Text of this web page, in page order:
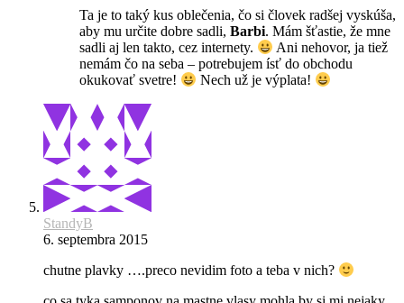
Ta je to taký kus oblečenia, čo si človek radšej vyskúša,
aby mu určite dobre sadli, Barbi. Mám šťastie, že mne
sadli aj len takto, cez internety.
Ani nehovor, ja tiež
nemám čo na seba – potrebujem ísť do obchodu
okukovať svetre!
Nech už je výplata!
StandyB
6. septembra 2015
chutne plavky ….preco nevidim foto a teba v nich?